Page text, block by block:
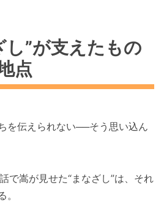
し”が支えたもの
点
を伝えられない──そう思い込ん
で嵩が見せた“まなざし”は、それ